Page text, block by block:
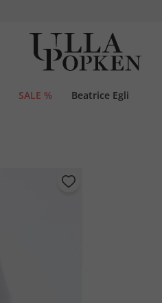
SALE % Beatrice Egli